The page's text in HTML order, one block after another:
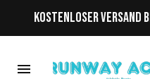
KOSTENLOSER VERSAND